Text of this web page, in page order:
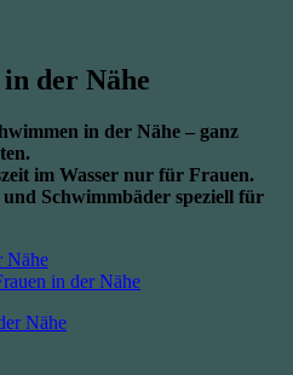
der Nähe
in der Nähe – ganz
im Wasser nur für Frauen.
Schwimmbäder speziell für
Nähe
in der Nähe
Nähe